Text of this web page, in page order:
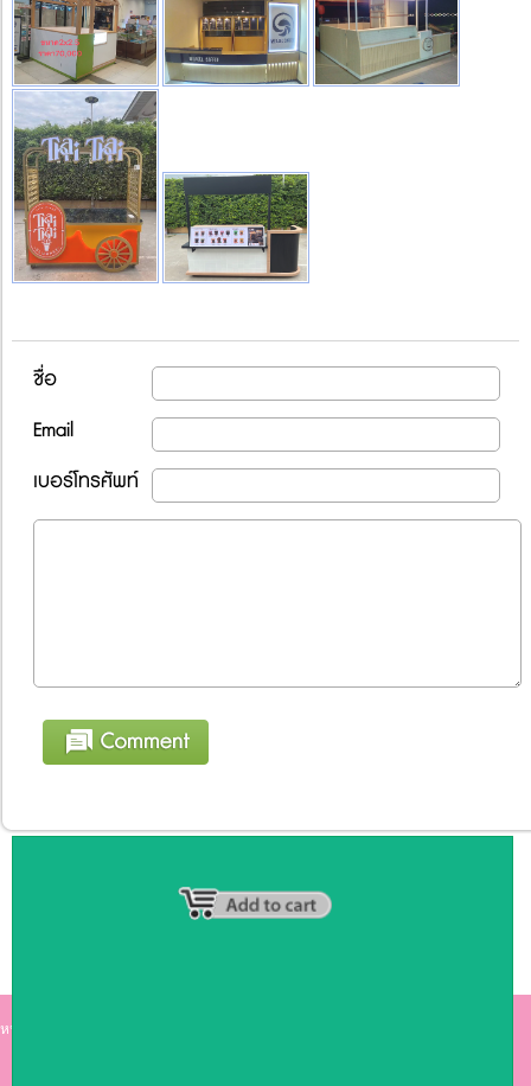
ชื่อ
Email
เบอร์โทรศัพท์
หน้าหลัก